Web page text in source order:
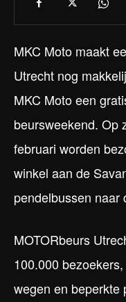
MKC Moto maakt
Utrecht nog
MKC Moto een
beursweekend. Op
februari worden
winkel aan de
pendelbussen naar
MOTORbeurs
100.000
wegen en beperkte